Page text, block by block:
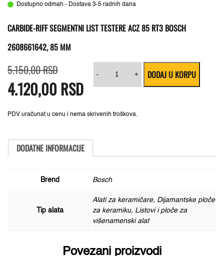
Dostupno odmah - Dostava 3-5 radnih dana
CARBIDE-RIFF SEGMENTNI LIST TESTERE ACZ 85 RT3 BOSCH
2608661642, 85 MM
5.150,00RSDcena
je
bila:
5.150,00 RSD.
4.120,00 RSD
cena
je:
4.120,00 RSD.
PDV uračunat u cenu i nema skrivenih troškova.
-
RIFF
list
85
+ DODAJ U KORPU
DODATNE INFORMACIJE
Brend Bosch
Tip alata
Alati za keramičare, Dijamantske ploče
za keramiku, Listovi i ploče za
višenamenski alat
Povezani proizvodi